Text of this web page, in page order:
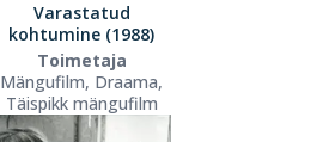
Varastatud
kohtumine (1988)
Toimetaja
Mängufilm, Draama,
Täispikk mängufilm